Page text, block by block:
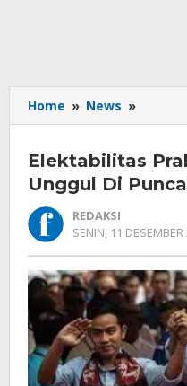
Home » News »
Unggul
Di
Elektabilitas
Unggul Di
REDAKSI
SENIN, 11